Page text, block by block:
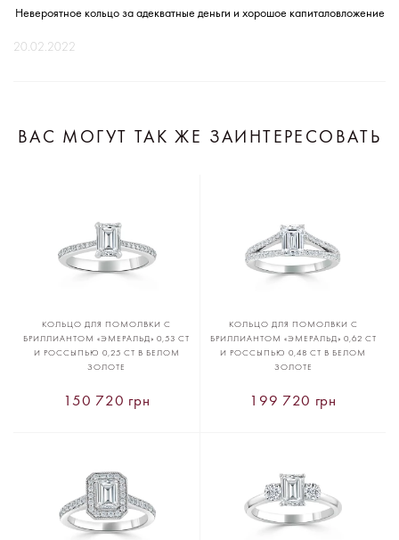
Невероятное кольцо за адекватные деньги и хорошое капиталовложение
20.02.2022
ВАС МОГУТ ТАК ЖЕ ЗАИНТЕРЕСОВАТЬ
КОЛЬЦО ДЛЯ ПОМОЛВКИ С
БРИЛЛИАНТОМ «ЭМЕРАЛЬД» 0,53 CT
И РОССЫПЬЮ 0,25 CT В БЕЛОМ
ЗОЛОТЕ
150 720 грн
КОЛЬЦО ДЛЯ ПОМОЛВКИ С
БРИЛЛИАНТОМ «ЭМЕРАЛЬД» 0,62 CT
И РОССЫПЬЮ 0,48 CT В БЕЛОМ
ЗОЛОТЕ
199 720 грн